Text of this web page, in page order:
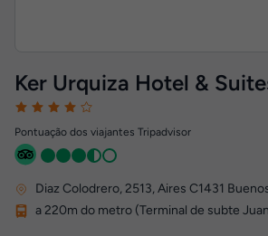
Ker Urquiza Hotel &
Pontuação dos viajantes Tripadvisor
Diaz Colodrero, 2513,Aires C1431
a 220m do metro (Terminal de subte